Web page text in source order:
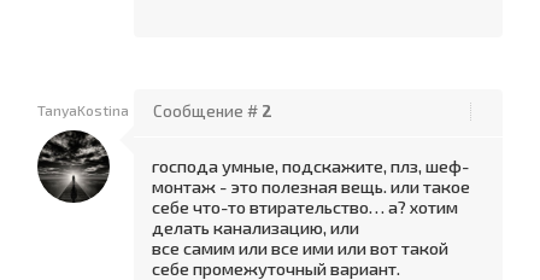
TanyaKostina Сообщение # 2
господа умные, подскажите, плз, шеф-
монтаж - это полезная вещь. или такое
себе что-то втирательство… а? хотим
делать канализацию, или
все самим или все ими или вот такой
себе промежуточный вариант.